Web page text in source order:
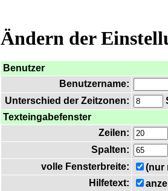
Ändern der
Benutzer
Benutzername:
Unterschied der Zeitzonen:
Texteingabefenster
Zeilen:
Spalten:
volle Fensterbreite:
(nur
Hilfetext: